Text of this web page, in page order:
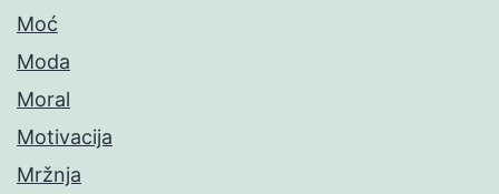
Moć
Moda
Moral
Motivacija
Mržnja